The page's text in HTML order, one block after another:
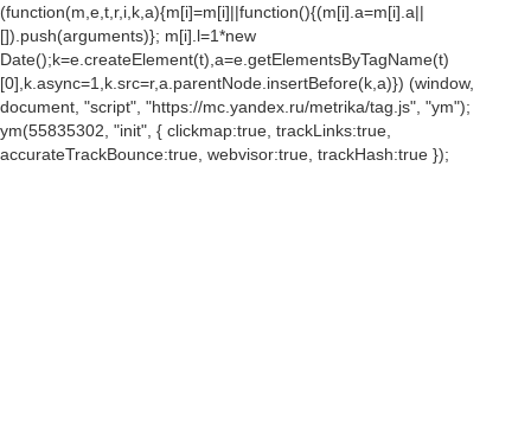
(function(m,e,t,r,i,k,a){m[i]=m[i]||function(){(m[i].a=m[i].a||
[]).push(arguments)}; m[i].l=1*new
Date();k=e.createElement(t),a=e.getElementsByTagName(t)
[0],k.async=1,k.src=r,a.parentNode.insertBefore(k,a)}) (window,
document, "script", "https://mc.yandex.ru/metrika/tag.js", "ym");
ym(55835302, "init", { clickmap:true, trackLinks:true,
accurateTrackBounce:true, webvisor:true, trackHash:true });